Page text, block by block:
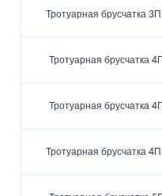
Тротуарная брусчатка
Тротуарная брусчатка
Тротуарная брусчатка
Тротуарная брусчатка